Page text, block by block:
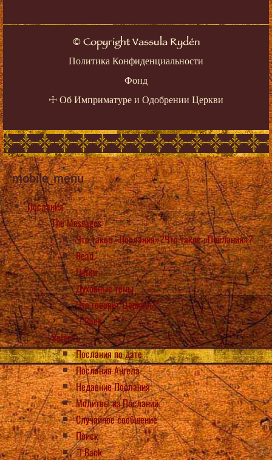
©Copyright Vassula Rydén
Политика Конфиденциальности
Фонд
☩ Об Имприматуре и Одобрении Церкви
mobile_menu
Послания
The Messages
Что такое «Послания»?Что такое «Послания»?
Read
Listen
Духовные темы
Что говорит Церковь?
Back
Select
Послания по дате
Послания Ангела
Недавние Послания
Молитвы из Посланий
Случайное сообщение
Поиск
Back